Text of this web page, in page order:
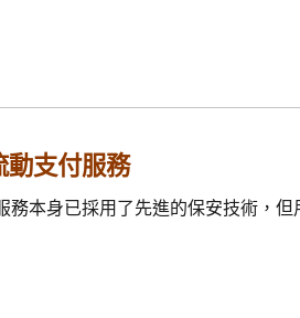
動支付服務
務本身已採用了先進的保安技術，